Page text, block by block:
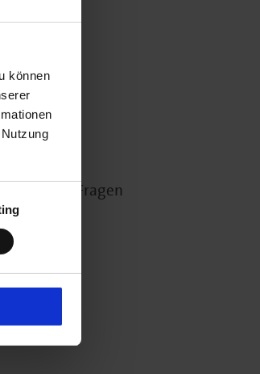
können
sich bei Fragen